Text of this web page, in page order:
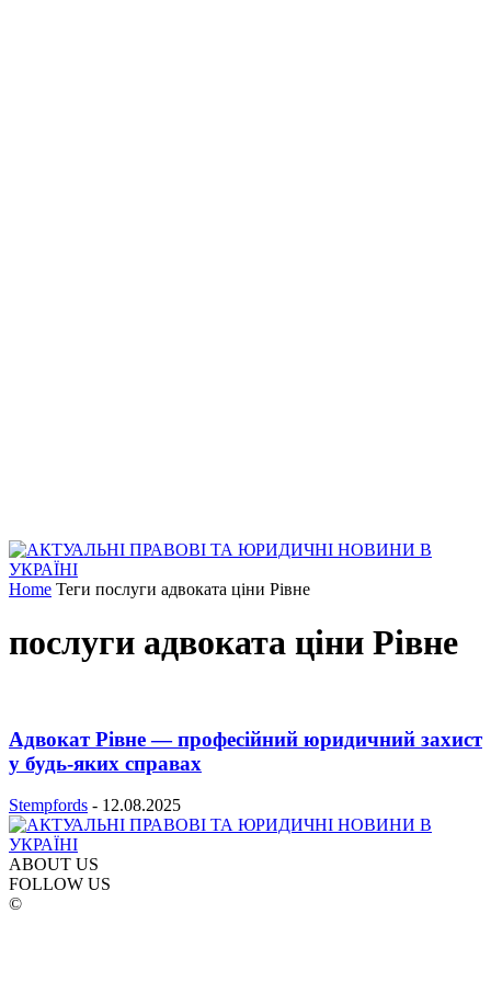
Home Теги послуги адвоката ціни Рівне
послуги адвоката ціни Рівне
Адвокат Рівне — професійний юридичний захист
у будь-яких справах
Stempfords - 12.08.2025
ABOUT US
FOLLOW US
©